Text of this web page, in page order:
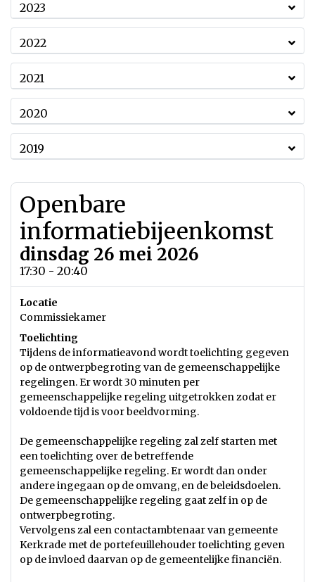
2023
2022
2021
2020
2019
Openbare
informatiebijeenkomst
dinsdag 26 mei 2026
17:30 - 20:40
Locatie
Commissiekamer
Toelichting
Tijdens de informatieavond wordt toelichting gegeven
op de ontwerpbegroting van de gemeenschappelijke
regelingen. Er wordt 30 minuten per
gemeenschappelijke regeling uitgetrokken zodat er
voldoende tijd is voor beeldvorming.
De gemeenschappelijke regeling zal zelf starten met
een toelichting over de betreffende
gemeenschappelijke regeling. Er wordt dan onder
andere ingegaan op de omvang, en de beleidsdoelen.
De gemeenschappelijke regeling gaat zelf in op de
ontwerpbegroting.
Vervolgens zal een contactambtenaar van gemeente
Kerkrade met de portefeuillehouder toelichting geven
op de invloed daarvan op de gemeentelijke financiën.